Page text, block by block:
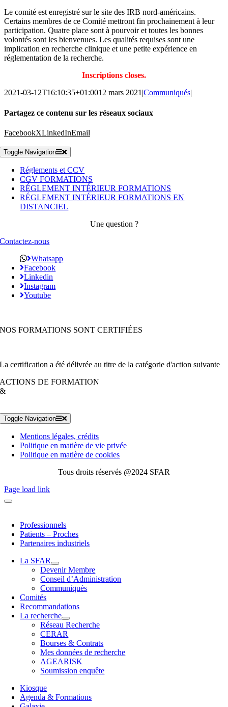
Le comité est enregistré sur le site des IRB nord-américains.
Certains membres de ce Comité mettront fin prochainement à leur
participation. Quatre place sont à pourvoir et toutes les bonnes
volontés sont les bienvenues. Les qualités requises sont une
implication en recherche clinique et une petite expérience en
réglementation de la recherche.
Inscriptions closes.
2021-03-12T16:10:35+01:0012 mars 2021|Communiqués|
Partagez ce contenu sur les réseaux sociaux
FacebookXLinkedInEmail
Toggle Navigation
Réglements et CCV
CGV FORMATIONS
RÉGLEMENT INTÉRIEUR FORMATIONS
RÉGLEMENT INTÉRIEUR FORMATIONS EN
DISTANCIEL
Une question ?
Contactez-nous
Whatsapp
Facebook
Linkedin
Instagram
Youtube
NOS FORMATIONS SONT CERTIFIÉES
La certification a été délivrée au titre de la catégorie d'action suivante
ACTIONS DE FORMATION
&
Toggle Navigation
Mentions légales, crédits
Politique en matière de vie privée
Politique en matière de cookies
Tous droits réservés @2024 SFAR
Page load link
Professionnels
Patients – Proches
Partenaires industriels
La SFAR
Devenir Membre
Conseil d’Administration
Communiqués
Comités
Recommandations
La recherche
Réseau Recherche
CERAR
Bourses & Contrats
Mes données de recherche
AGEARISK
Soumission enquête
Kiosque
Agenda & Formations